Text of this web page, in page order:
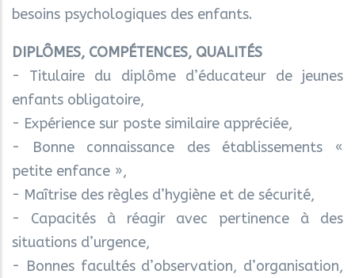
besoins psychologiques des enfants.
DIPLÔMES, COMPÉTENCES, QUALITÉS
- Titulaire du diplôme d’éducateur de jeunes
enfants obligatoire,
- Expérience sur poste similaire appréciée,
- Bonne connaissance des établissements «
petite enfance »,
- Maîtrise des règles d’hygiène et de sécurité,
- Capacités à réagir avec pertinence à des
situations d’urgence,
- Bonnes facultés d’observation, d’organisation,